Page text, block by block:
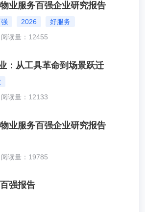
业服务百强企业研究报告
2026
好服务
读量：12455
：从工具革命到场景跃迁
读量：12133
业服务百强企业研究报告
读量：19785
强报告